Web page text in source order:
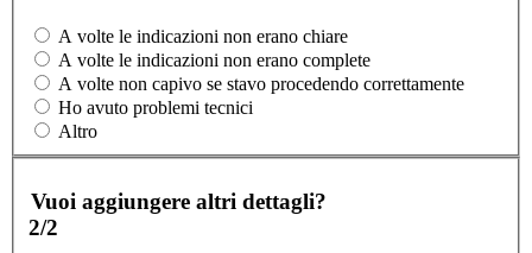
A volte le indicazioni non erano chiare
A volte le indicazioni non erano complete
A volte non capivo se stavo procedendo correttamente
Ho avuto problemi tecnici
Altro
Vuoi aggiungere altri dettagli?
2/2